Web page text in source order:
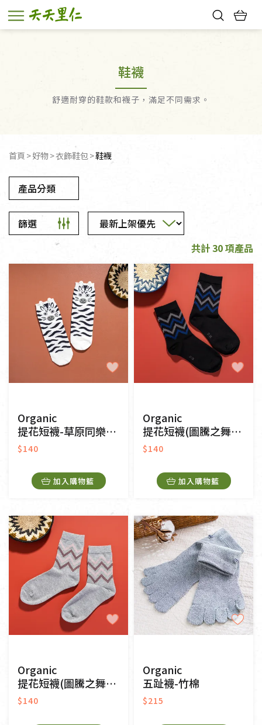
鞋襪
舒適耐穿的鞋款和襪子，滿足不同需求。
首頁 好物 衣飾鞋包 鞋襪
產品分類
篩選
共計 30 項產品
奶素 其他
常溫 冷藏 冷凍
一般網購 門市販售
Organic
提花短襪-草原同樂(白色)
$140
加入購物籃
Organic
提花短襪(圖騰之舞)(黑色)
$140
加入購物籃
Organic
提花短襪(圖騰之舞)(灰色)
$140
Organic
五趾襪-竹棉
$215